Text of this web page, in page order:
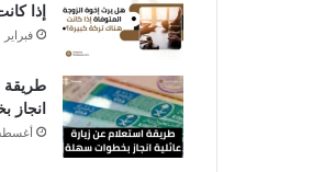
إذا
فبراير 15, 2025
طريقة
انجاز​
أغسطس 5,